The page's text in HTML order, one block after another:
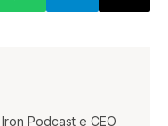
quarta-
Podcast e CEO